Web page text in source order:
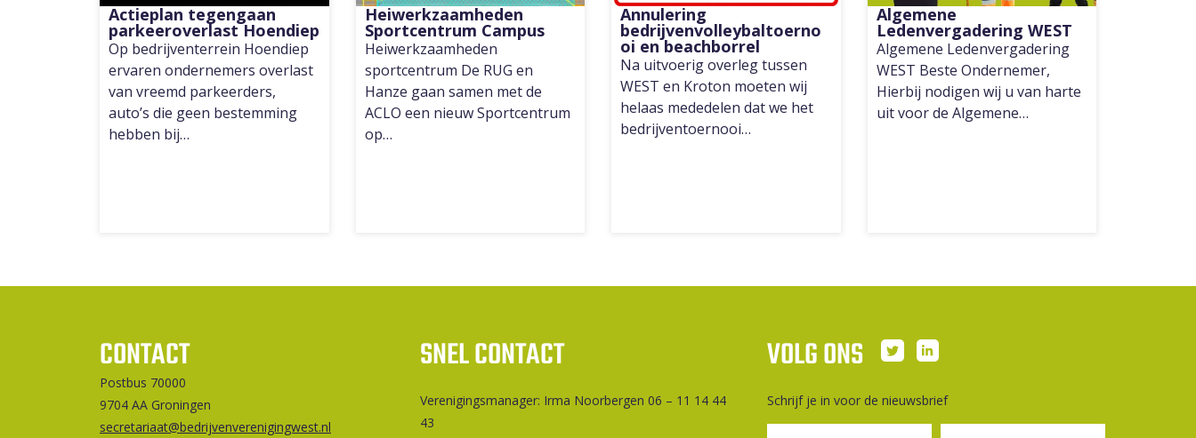
Actieplan tegengaan
parkeeroverlast Hoendiep
Op bedrijventerrein Hoendiep
ervaren ondernemers overlast
van vreemd parkeerders,
auto’s die geen bestemming
hebben bij…
Heiwerkzaamheden
Sportcentrum Campus
Heiwerkzaamheden
sportcentrum De RUG en
Hanze gaan samen met de
ACLO een nieuw Sportcentrum
op…
Annulering
bedrijvenvolleybaltoerno
oi en beachborrel
Na uitvoerig overleg tussen
WEST en Kroton moeten wij
helaas mededelen dat we het
bedrijventoernooi…
Algemene
Ledenvergadering WEST
Algemene Ledenvergadering
WEST Beste Ondernemer,
Hierbij nodigen wij u van harte
uit voor de Algemene…
CONTACT
Postbus 70000
9704 AA Groningen
secretariaat@bedrijvenverenigingwest.nl
SNEL CONTACT
Ver­e­ni­gings­ma­na­ger: Irma Noorbergen 06 – 11 14 44
43
VOLG ONS
Schrijf je in voor de nieuwsbrief